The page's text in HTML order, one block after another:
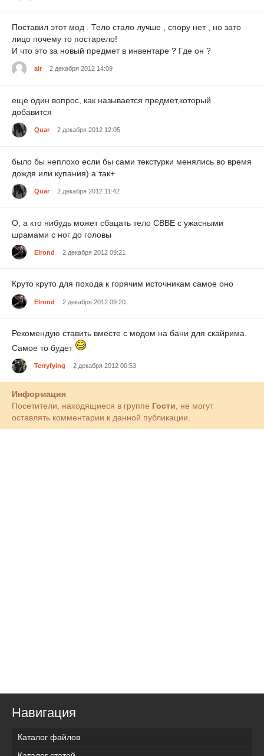
Поставил этот мод . Тело стало лучше , спору нет , но зато
лицо почему то постарело!
И что это за новый предмет в инвентаре ? Где он ?
air 2 декабря 2012 14:09
еще один вопрос, как называется предмет,который
добавится
Quar 2 декабря 2012 12:05
было бы неплохо если бы сами текстурки менялись во время
дождя или купания) а так+
Quar 2 декабря 2012 11:42
О, а кто нибудь может сбацать тело СВВЕ с ужасными
шрамами с ног до головы
Elrond 2 декабря 2012 09:21
Круто круто для похода к горячим источникам самое оно
Elrond 2 декабря 2012 09:20
Рекомендую ставить вместе с модом на бани для скайрима.
Самое то будет
Terryfying 2 декабря 2012 00:53
Информация
Посетители, находящиеся в группе Гости , не могут
оставлять комментарии к данной публикации.
Навигация
Каталог файлов